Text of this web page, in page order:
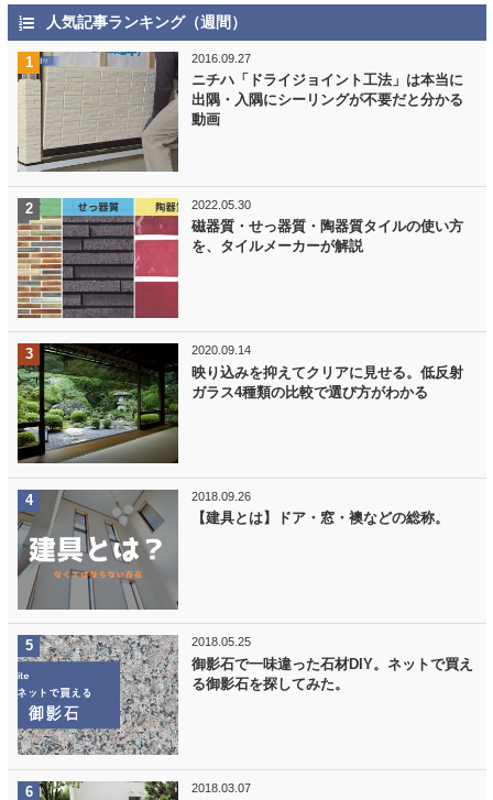
人気記事ランキング（週間）
2016.09.27
ニチハ「ドライジョイント工法」は本当に
出隅・入隅にシーリングが不要だと分かる
動画
2022.05.30
磁器質・せっ器質・陶器質タイルの使い方
を、タイルメーカーが解説
2020.09.14
映り込みを抑えてクリアに見せる。低反射
ガラス4種類の比較で選び方がわかる
2018.09.26
【建具とは】ドア・窓・襖などの総称。
2018.05.25
御影石で一味違った石材DIY。ネットで買え
る御影石を探してみた。
2018.03.07